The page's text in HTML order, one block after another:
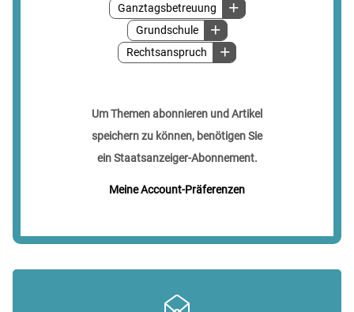
Ganztagsbetreuung
Grundschule
Rechtsanspruch
Um Themen abonnieren und Artikel
speichern zu können, benötigen Sie
ein Staatsanzeiger-Abonnement.
Meine Account-Präferenzen